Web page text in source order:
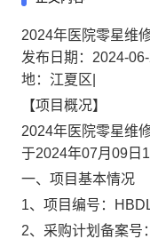
2024年医院零星维
发布日期：2024-
地：江夏区
【项目概况】
2024年医院零星维
于2024年07月09日
一、项目基本情况
1、项目编号：
2、采购计划备案号：